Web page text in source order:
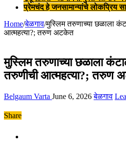
प्रेमचंद हे जनसामान्यांचे लोकप्रिय
Home/बेळगाव/मुस्लिम तरुणाच्या छळाला
आत्महत्या?; तरुण अटकेत
मुस्लिम तरुणाच्या छळाला
तरुणीची आत्महत्या?; तरुण
Belgaum Varta June 6, 2026 बेळगाव
Share